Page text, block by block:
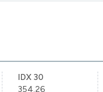
IDX 30
354.26